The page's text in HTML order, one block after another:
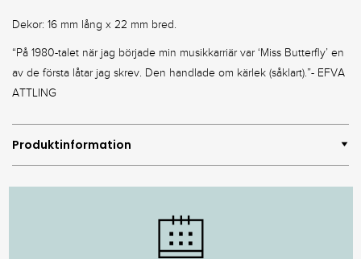
Dekor: 16 mm lång x 22 mm bred.
“På 1980-talet när jag började min musikkarriär var ‘Miss Butterfly’ en
av de första låtar jag skrev. Den handlade om kärlek (såklart).”- EFVA
ATTLING
Produktinformation